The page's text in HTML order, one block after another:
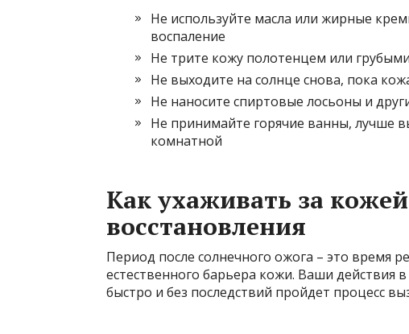
Не используйте масла или жирные
воспаление
Не трите кожу полотенцем или
Не выходите на солнце снова, пока
Не наносите спиртовые лосьоны и
Не принимайте горячие ванны, лучше
комнатной
Как ухаживать за
восстановления
Период после солнечного ожога – это время
естественного барьера кожи. Ваши действия
быстро и без последствий пройдет процесс